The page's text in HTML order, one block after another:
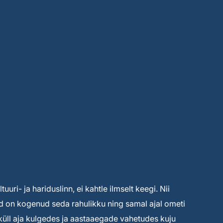
ja hariduslinn, ei kahtle ilmselt keegi. Nii
kogenud seda rahulikku ning samal ajal ometi
aja kulgedes ja aastaaegade vahetudes kuju